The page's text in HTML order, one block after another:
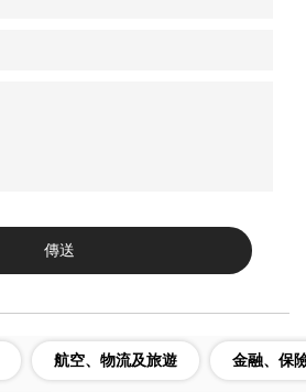
航空、物流及旅遊 金融、保